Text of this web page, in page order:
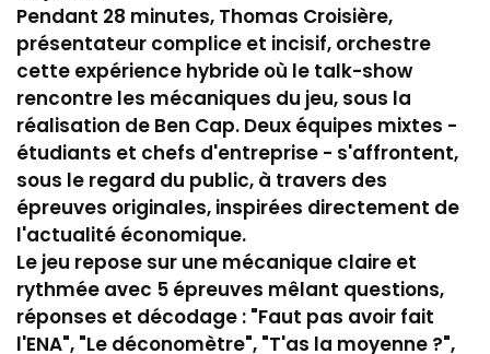
Pendant 28 minutes, Thomas Croisière,
présentateur complice et incisif, orchestre
cette expérience hybride où le talk-show
rencontre les mécaniques du jeu, sous la
réalisation de Ben Cap. Deux équipes mixtes -
étudiants et chefs d'entreprise - s'affrontent,
sous le regard du public, à travers des
épreuves originales, inspirées directement de
l'actualité économique.
Le jeu repose sur une mécanique claire et
rythmée avec 5 épreuves mêlant questions,
réponses et décodage : "Faut pas avoir fait
l'ENA", "Le déconomètre", "T'as la moyenne ?",